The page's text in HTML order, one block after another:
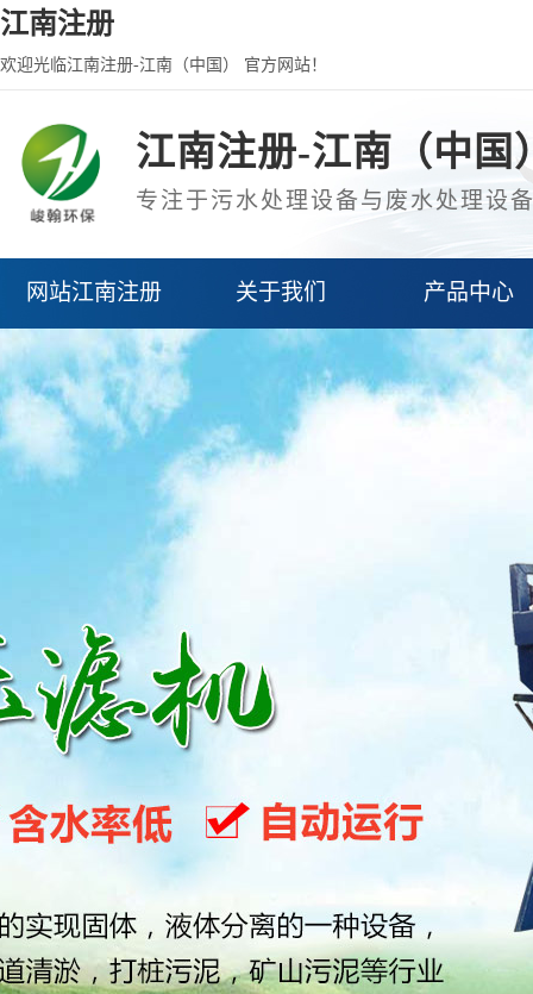
江南注册
欢迎光临江南注册-江南（中国） 官方网站！
江南注册-江南（中国
专注于污水处理设备与废水处理设
网站江南注册 关于我们 产品中心